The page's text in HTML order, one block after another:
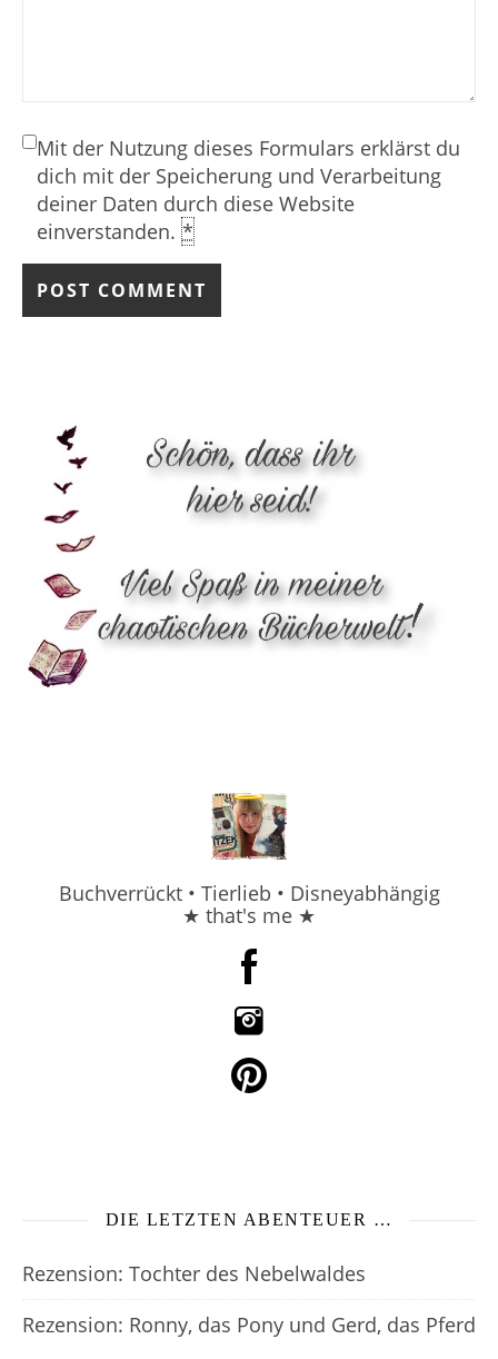
Mit der Nutzung dieses Formulars erklärst du
dich mit der Speicherung und Verarbeitung
deiner Daten durch diese Website
einverstanden. *
Buchverrückt • Tierlieb • Disneyabhängig
★ that's me ★
DIE LETZTEN ABENTEUER …
Rezension: Tochter des Nebelwaldes
Rezension: Ronny, das Pony und Gerd, das Pferd